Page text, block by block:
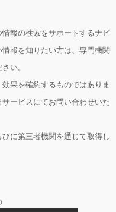
報の検索をサポートするナビ
報を知りたい方は、専門機関
い。
果を確約するものではありま
ービスにてお問い合わせいた
に第三者機関を通じて取得し